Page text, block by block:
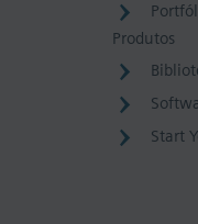
Produtos
Start